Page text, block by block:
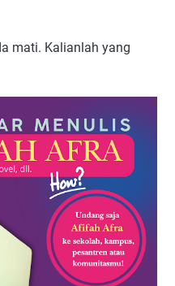
mati. Kalianlah yang